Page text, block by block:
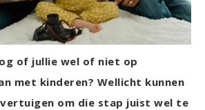
of jullie wel of niet op
met kinderen? Wellicht kunnen
om die stap juist wel te